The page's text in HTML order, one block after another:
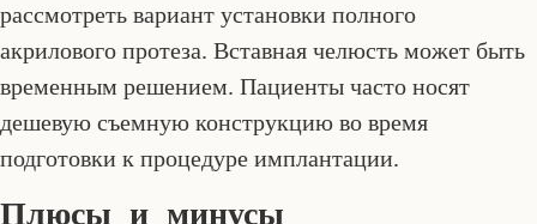
рассмотреть вариант установки полного
акрилового протеза. Вставная челюсть может быть
временным решением. Пациенты часто носят
дешевую съемную конструкцию во время
подготовки к процедуре имплантации.
Плюсы и минусы